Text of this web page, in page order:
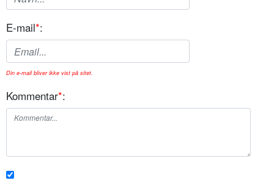
E-mail*:
Din e-mail bliver ikke vist på sitet.
Kommentar*: